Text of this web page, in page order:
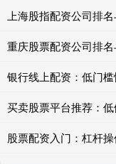
上海股指配资公司排
重庆股票配资公司排
银行线上配资：低门
买卖股票平台推荐：
股票配资入门：杠杆